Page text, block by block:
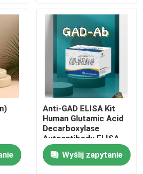
Anti-GAD ELISA Kit
Human Glutamic Acid
Decarboxylase
Autoantibody ELISA
KiT GAD-Ab / GAD65
Autoantibody Enzyme
Linked
Wyślij zapytanie